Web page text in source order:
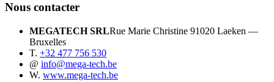
Nous contacter
MEGATECH SRLRue Marie Christine 91020 Laeken —
Bruxelles
T. +32 477 756 530
@ info@mega-tech.be
W. www.mega-tech.be